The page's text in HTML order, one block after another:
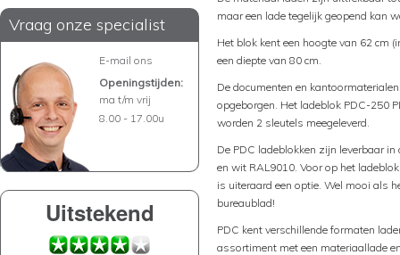
Vraag onze specialist
E-mail ons
Openingstijden:
ma t/m vrij
8.00 - 17.00u
Uitstekend
maar een lade tegelijk geopend kan
Het blok kent een hoogte van 62 cm
een diepte van 80 cm.
De documenten en
opgeborgen. Het ladeblok PDC-250
worden 2 sleutels meegeleverd.
De PDC ladeblokken zijn leverbaar
en wit RAL9010. Voor op het
is uiteraard een optie. Wel mooi als
bureaublad!
PDC kent verschillende formaten
assortiment met een materiaallade